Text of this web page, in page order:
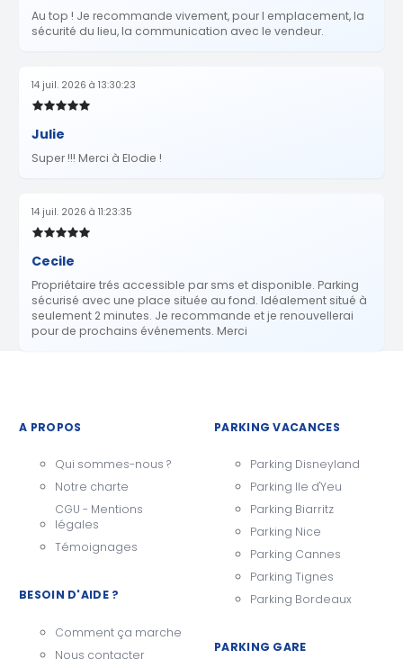
Au top ! Je recommande vivement, pour l emplacement, la
sécurité du lieu, la communication avec le vendeur.
14 juil. 2026 à 13:30:23
Julie
Super !!! Merci à Elodie !
14 juil. 2026 à 11:23:35
Cecile
Propriétaire trés accessible par sms et disponible. Parking
sécurisé avec une place située au fond. Idéalement situé à
seulement 2 minutes. Je recommande et je renouvellerai
pour de prochains événements. Merci
A PROPOS
Qui sommes-nous ?
Notre charte
CGU - Mentions
légales
Témoignages
BESOIN D'AIDE ?
Comment ça marche
Nous contacter
PARKING VACANCES
Parking Disneyland
Parking Ile d'Yeu
Parking Biarritz
Parking Nice
Parking Cannes
Parking Tignes
Parking Bordeaux
PARKING GARE